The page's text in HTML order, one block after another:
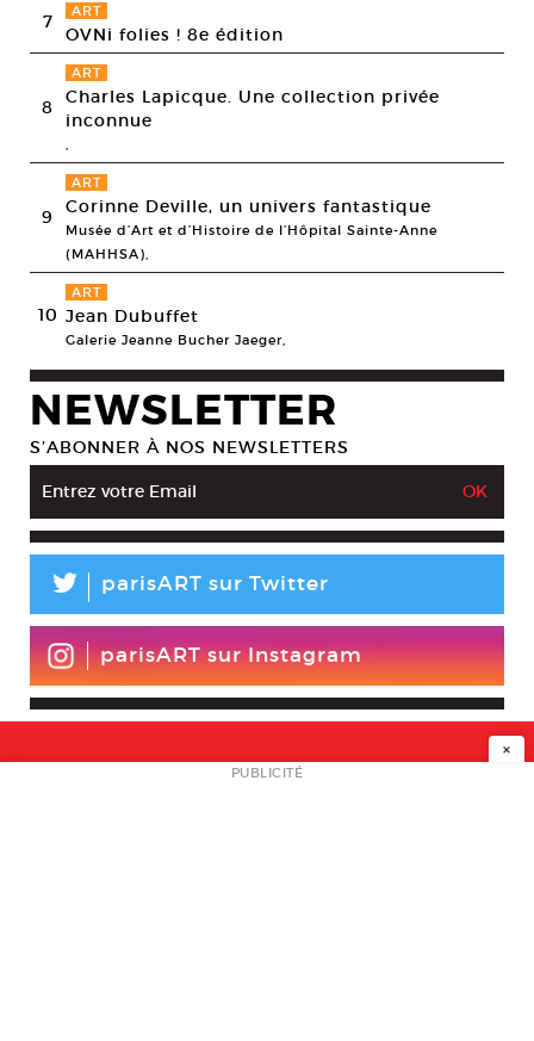
7 ART
OVNi folies ! 8e édition
8
ART
Charles Lapicque. Une collection privée
inconnue
9
ART
Corinne Deville, un univers fantastique
Musée d’Art et d’Histoire de l’Hôpital Sainte-Anne
(MAHHSA),
10
ART
Jean Dubuffet
Galerie Jeanne Bucher Jaeger,
NEWSLETTER
S’ABONNER À NOS NEWSLETTERS
L parisART sur Twitter
parisART sur Instagram
NEWSLETTER
×
PUBLICITÉ